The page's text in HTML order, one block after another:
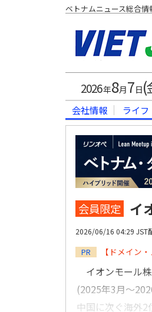
ベトナムニュース総合情
2026年8月7 日(
会社情報 ライフ
会員限定 イ
2026/06/16 04:29 JST
PR 【ドメイン
イオンモール
(2025年3月～
中国に次ぐ海外